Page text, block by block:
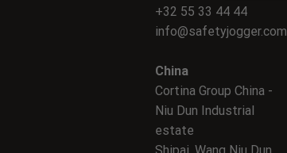
+32 55 33 44 44
info@safetyjogger.com
China
Cortina Group China -
Niu Dun Industrial
estate